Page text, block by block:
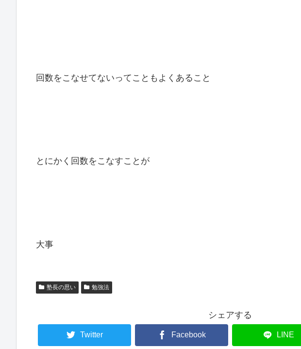
回数をこなせてないってこともよくあること
とにかく回数をこなすことが
大事
塾長の思い 勉強法
シェアする
Twitter Facebook LINE